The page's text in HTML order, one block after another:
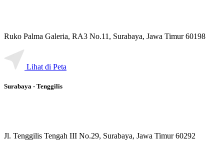
Ruko Palma Galeria, RA3 No.11, Surabaya, Jawa Timur 60198
Lihat di Peta
Surabaya - Tenggilis
Jl. Tenggilis Tengah III No.29, Surabaya, Jawa Timur 60292